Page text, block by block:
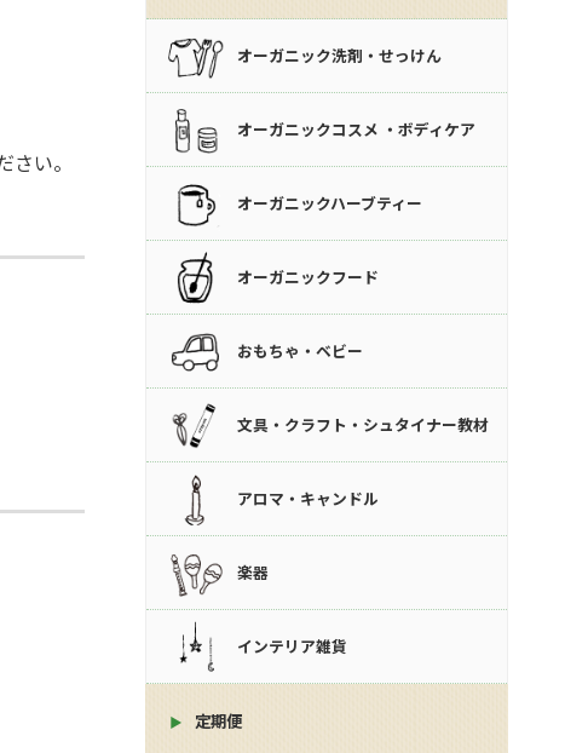
い。
オーガニック洗剤・せっけん
オーガニックコスメ ・ボディケア
オーガニックハーブティー
オーガニックフード
おもちゃ・ベビー
文具・クラフト・シュタイナー教材
アロマ・キャンドル
楽器
インテリア雑貨
定期便